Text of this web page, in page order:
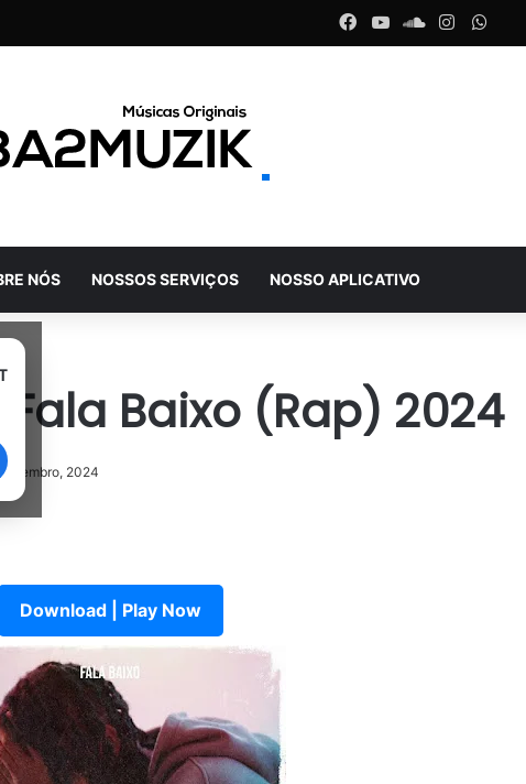
Facebook
YouTubeSoundCloud
Instagram
NÓS NOSSOS SERVIÇOS NOSSO APLICATIVO
Baixo (Rap) 2024
2024
Download | Play Now